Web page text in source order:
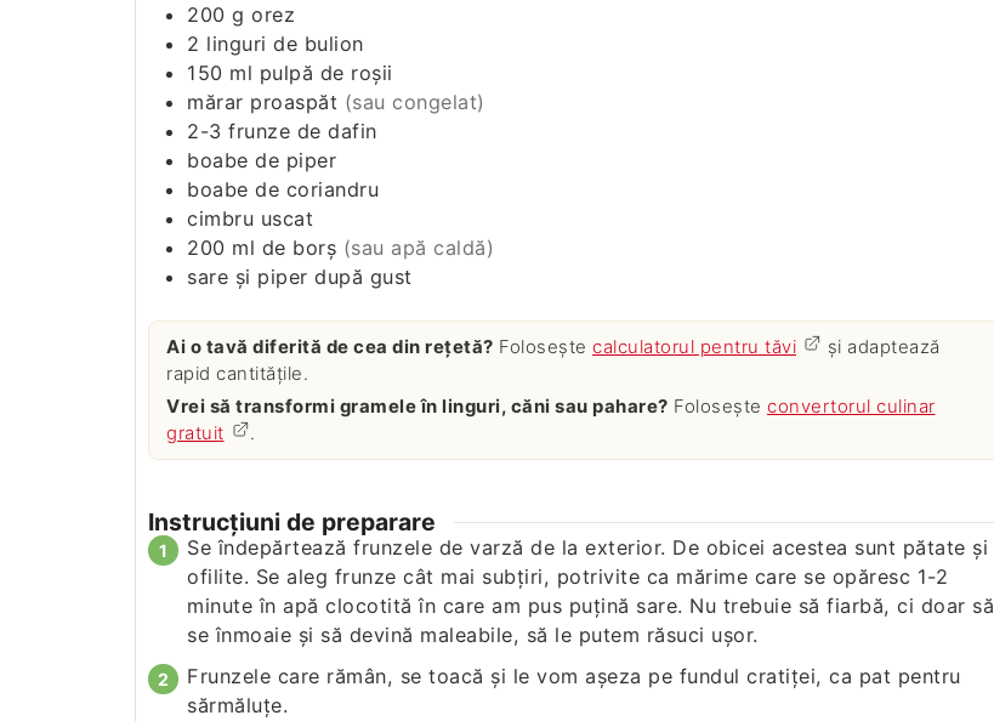
200 g orez
2 linguri de bulion
150 ml pulpă de roşii
mărar proaspăt (sau congelat)
2-3 frunze de dafin
boabe de piper
boabe de coriandru
cimbru uscat
200 ml de borş (sau apă caldă)
sare şi piper după gust
Ai o tavă diferită de cea din rețetă? Folosește calculatorul pentru tăvi
și adaptează
rapid cantitățile.
Vrei să transformi gramele în linguri, căni sau pahare? Folosește convertorul culinar
gratuit
.
Instrucțiuni de preparare
Se îndepărtează frunzele de varză de la exterior. De obicei acestea sunt pătate şi
ofilite. Se aleg frunze cât mai subţiri, potrivite ca mărime care se opăresc 1-2
minute în apă clocotită în care am pus puţină sare. Nu trebuie să fiarbă, ci doar să
se înmoaie şi să devină maleabile, să le putem răsuci uşor.
Frunzele care rămân, se toacă şi le vom aşeza pe fundul cratiţei, ca pat pentru
sărmăluţe.